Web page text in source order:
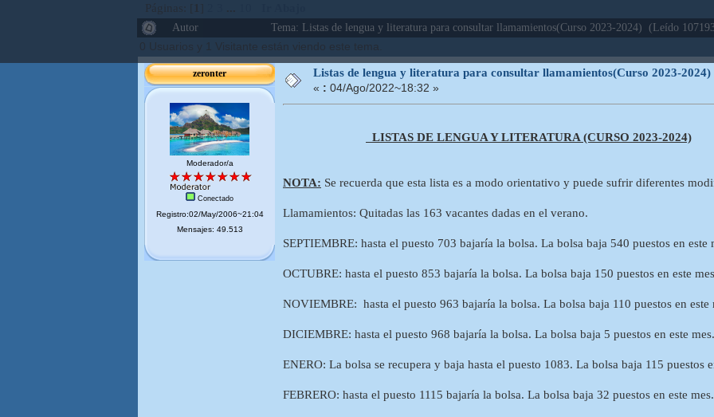
Páginas: [ 1 ...
Autor
Tema: Listas de lengua y literatura para consultar llamamientos(Curso 2023-2024) (Leído
0 Usuarios y 1 Visitante están viendo este tema.
zeronter
Moderador/a
Conectado
Registro:02/May/2006~21:04
Mensajes: 49.513
Listas de lengua y literatura para consultar llamamientos(Curso 2023-2024)
« : 04/Ago/2022~18:32 »
LISTAS DE LENGUA Y LITERATURA (CURSO 2023-2024)
NOTA: Se recuerda que esta lista es a modo orientativo y puede sufrir diferentes
Llamamientos: Quitadas las 163 vacantes dadas en el verano.
SEPTIEMBRE: hasta el puesto 703 bajaría la bolsa. La bolsa baja 540 puestos en este
OCTUBRE: hasta el puesto 853 bajaría la bolsa. La bolsa baja 150 puestos en este
NOVIEMBRE: hasta el puesto 963 bajaría la bolsa. La bolsa baja 110 puestos en este
DICIEMBRE: hasta el puesto 968 bajaría la bolsa. La bolsa baja 5 puestos en este mes.
ENERO: La bolsa se recupera y baja hasta el puesto 1083. La bolsa baja 115 puestos
FEBRERO: hasta el puesto 1115 bajaría la bolsa. La bolsa baja 32 puestos en este mes.